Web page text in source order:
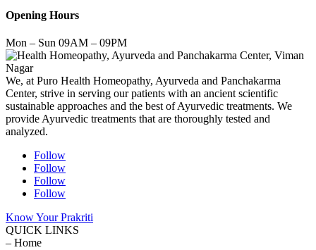
Opening Hours
Mon – Sun 09AM – 09PM
We, at Puro Health Homeopathy, Ayurveda and Panchakarma
Center, strive in serving our patients with an ancient scientific
sustainable approaches and the best of Ayurvedic treatments. We
provide Ayurvedic treatments that are thoroughly tested and
analyzed.
Follow
Follow
Follow
Follow
Know Your Prakriti
QUICK LINKS
– Home